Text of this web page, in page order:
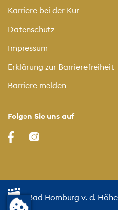
Karriere bei der Kur
Datenschutz
Impressum
Erklärung zur Barrierefreiheit
Barriere melden
Folgen Sie uns auf
Bad Homburg v. d. Höhe